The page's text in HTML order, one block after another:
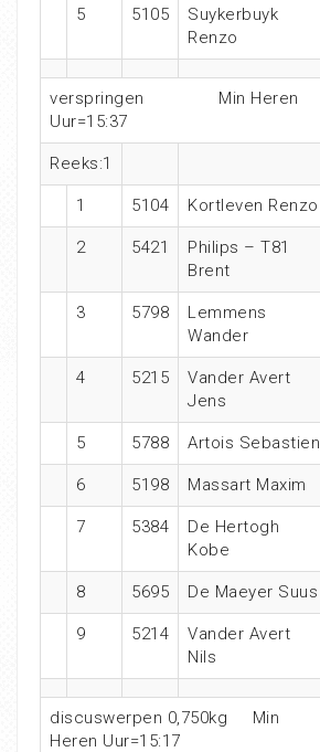
5 5105
Suykerbuyk
Renzo
verspringen Min Heren
Uur=15:37
Reeks:1
1 5104 Kortleven Renzo
2 5421
Philips – T81
Brent
3 5798
Lemmens
Wander
4 5215
Vander Avert
Jens
5 5788 Artois Sebastien
6 5198 Massart Maxim
7 5384
De Hertogh
Kobe
8 5695 De Maeyer Suus
9 5214
Vander Avert
Nils
discuswerpen 0,750kg Min
Heren Uur=15:17